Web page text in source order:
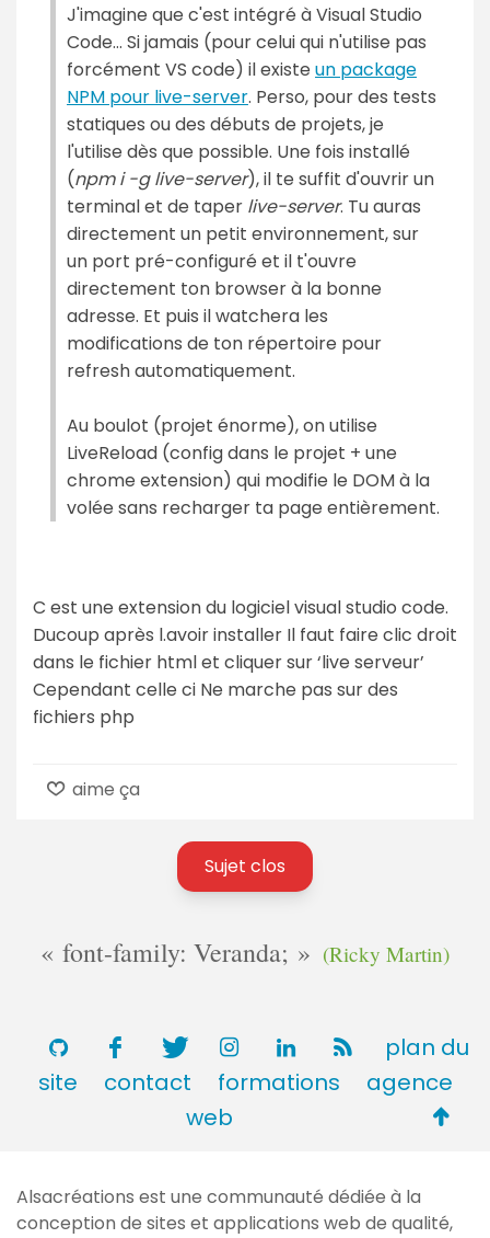
J'imagine que c'est intégré à Visual Studio
Code… Si jamais (pour celui qui n'utilise pas
forcément VS code) il existe un package
NPM pour live-server. Perso, pour des tests
statiques ou des débuts de projets, je
l'utilise dès que possible. Une fois installé
(npm i -g live-server), il te suffit d'ouvrir un
terminal et de taper live-server. Tu auras
directement un petit environnement, sur
un port pré-configuré et il t'ouvre
directement ton browser à la bonne
adresse. Et puis il watchera les
modifications de ton répertoire pour
refresh automatiquement.
Au boulot (projet énorme), on utilise
LiveReload (config dans le projet + une
chrome extension) qui modifie le DOM à la
volée sans recharger ta page entièrement.
C est une extension du logiciel visual studio code.
Ducoup après l.avoir installer Il faut faire clic droit
dans le fichier html et cliquer sur ‘live serveur’
Cependant celle ci Ne marche pas sur des
fichiers php
aime ça
Sujet clos
font-family: Veranda; (Ricky Martin)
plan du
site
contact formations
agence
web
de
Alsacréations est une communauté dédiée à la
conception de sites et applications web de qualité,